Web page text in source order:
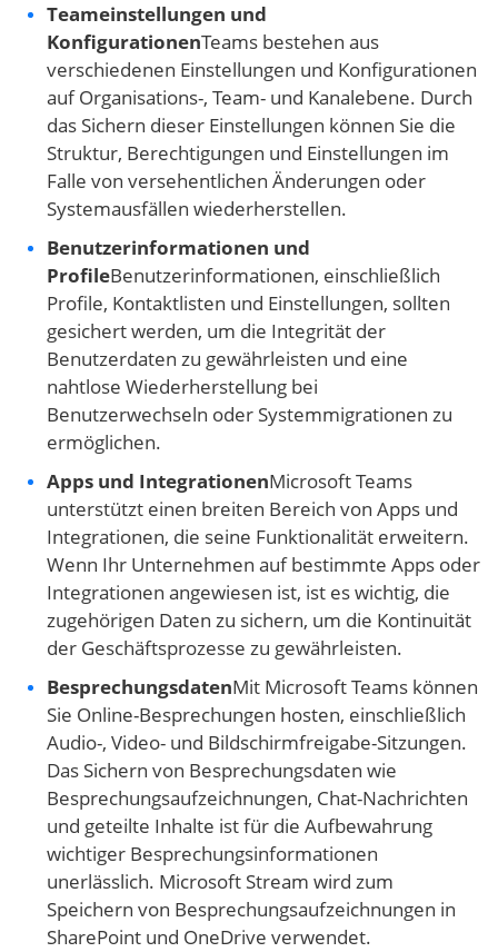
Teameinstellungen und
KonfigurationenTeams bestehen aus
verschiedenen Einstellungen und Konfigurationen
auf Organisations-, Team- und Kanalebene. Durch
das Sichern dieser Einstellungen können Sie die
Struktur, Berechtigungen und Einstellungen im
Falle von versehentlichen Änderungen oder
Systemausfällen wiederherstellen.
Benutzerinformationen und
ProfileBenutzerinformationen, einschließlich
Profile, Kontaktlisten und Einstellungen, sollten
gesichert werden, um die Integrität der
Benutzerdaten zu gewährleisten und eine
nahtlose Wiederherstellung bei
Benutzerwechseln oder Systemmigrationen zu
ermöglichen.
Apps und IntegrationenMicrosoft Teams
unterstützt einen breiten Bereich von Apps und
Integrationen, die seine Funktionalität erweitern.
Wenn Ihr Unternehmen auf bestimmte Apps oder
Integrationen angewiesen ist, ist es wichtig, die
zugehörigen Daten zu sichern, um die Kontinuität
der Geschäftsprozesse zu gewährleisten.
BesprechungsdatenMit Microsoft Teams können
Sie Online-Besprechungen hosten, einschließlich
Audio-, Video- und Bildschirmfreigabe-Sitzungen.
Das Sichern von Besprechungsdaten wie
Besprechungsaufzeichnungen, Chat-Nachrichten
und geteilte Inhalte ist für die Aufbewahrung
wichtiger Besprechungsinformationen
unerlässlich. Microsoft Stream wird zum
Speichern von Besprechungsaufzeichnungen in
SharePoint und OneDrive verwendet.